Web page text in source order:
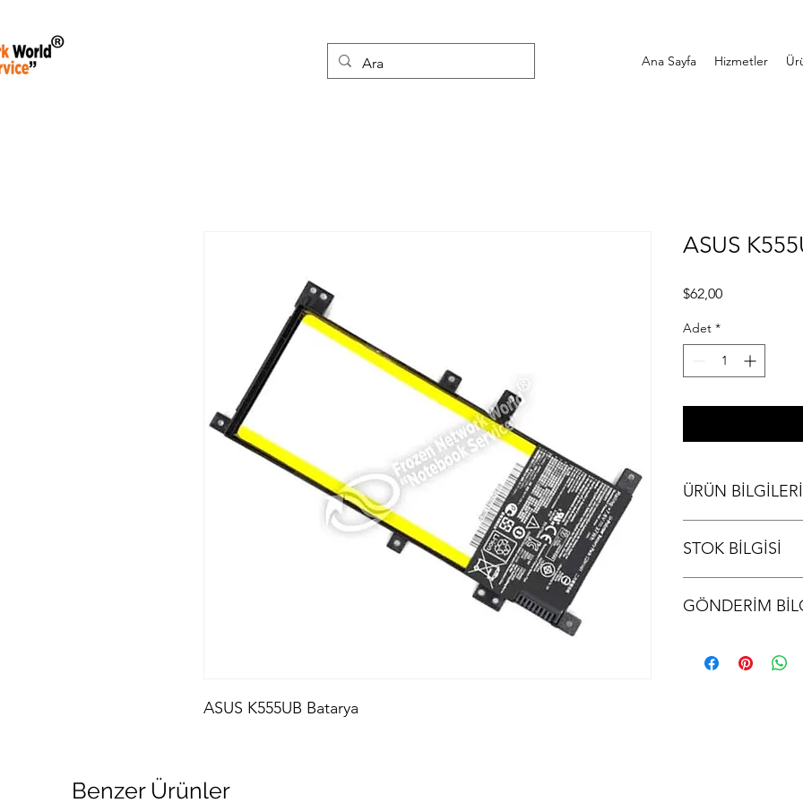
Ana Sayfa Hizmetler
ASUS K555UB Batarya
ASUS
$62,00Fiyat
Adet *
ÜRÜN BİLGİLERİ
STOK BİLGİSİ
GÖNDERİM
kodu iletilir.
Benzer Ürünler